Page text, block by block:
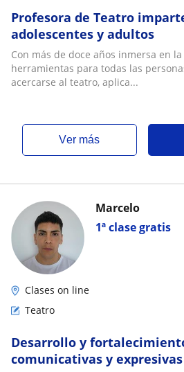
Profesora de Teatro
adolescentes y adultos
Con más de doce años inmersa en
herramientas para todas las
acercarse al teatro, aplica...
ver más
1ª clase gratis
Marcelo
Clases on line
Teatro
Desarrollo y
comunicativas y expresivas